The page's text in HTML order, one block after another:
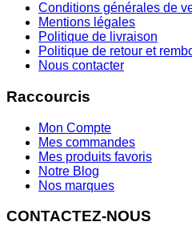
Conditions générales de
Mentions légales
Politique de livraison
Politique de retour et
Nous contacter
Raccourcis
Mon Compte
Mes commandes
Mes produits favoris
Notre Blog
Nos marques
CONTACTEZ-NOUS